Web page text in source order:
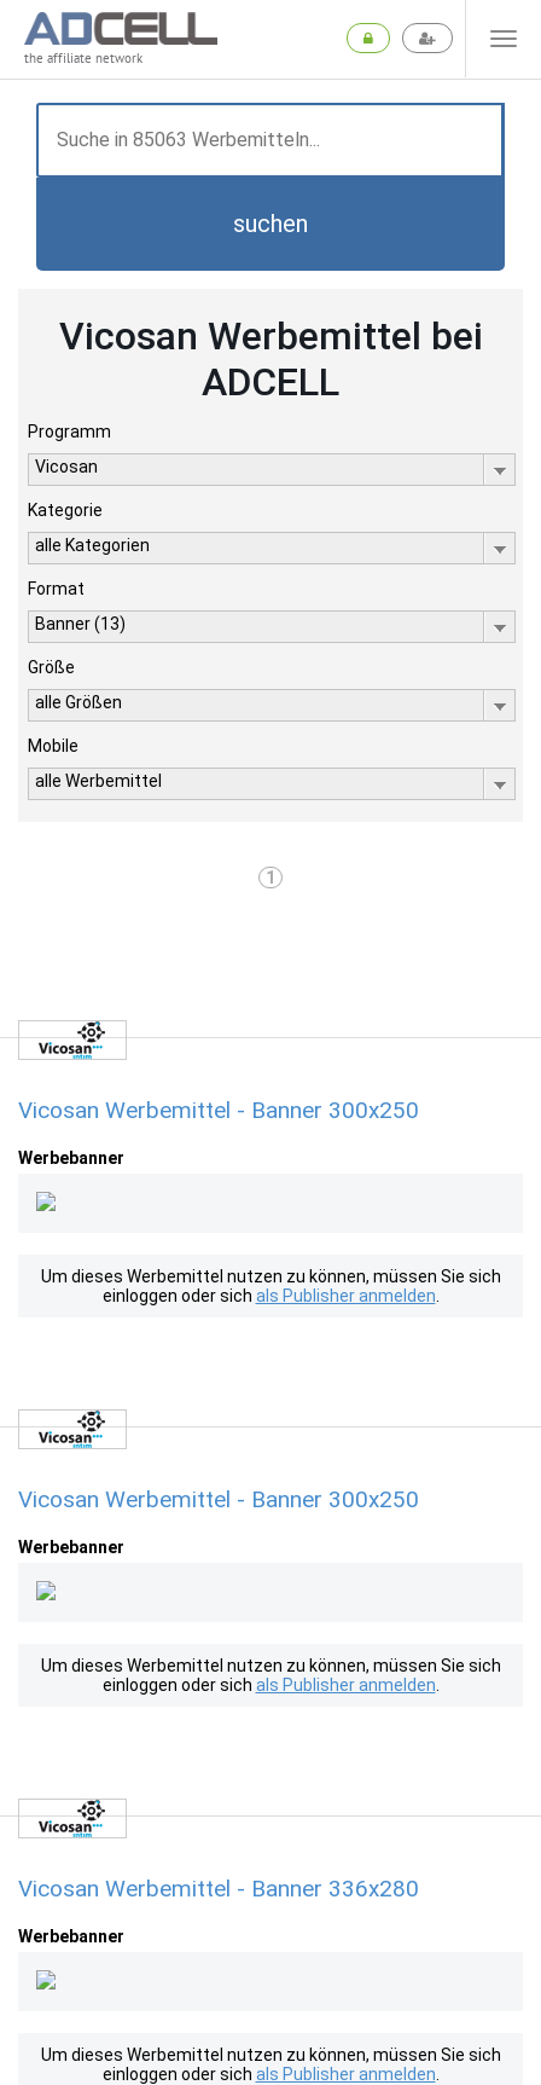
the affiliate network
suchen
Vicosan Werbemittel bei
ADCELL
Programm
Vicosan
Kategorie
alle Kategorien
Format
Banner (13)
Größe
alle Größen
Mobile
alle Werbemittel
1
Vicosan Werbemittel - Banner 300x250
Werbebanner
Um dieses Werbemittel nutzen zu können, müssen Sie sich
einloggen oder sich als Publisher anmelden
Vicosan Werbemittel - Banner 300x250
Werbebanner
Um dieses Werbemittel nutzen zu können, müssen Sie sich
einloggen oder sich als Publisher anmelden
Vicosan Werbemittel - Banner 336x280
Werbebanner
Um dieses Werbemittel nutzen zu können, müssen Sie sich
einloggen oder sich als Publisher anmelden